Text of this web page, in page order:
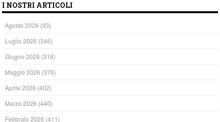
I NOSTRI ARTICOLI
Agosto 2026 (93)
Luglio 2026 (346)
Giugno 2026 (316)
Maggio 2026 (376)
Aprile 2026 (402)
Marzo 2026 (440)
Febbraio 2026 (411)